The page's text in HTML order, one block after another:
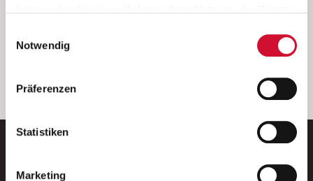
Wenn Sie auf „Cookies zulassen“ klicken, so stimmen
Sie der Speicherung sämtlicher Cookies zu. Sie können
Ihre Einwilligung selbstverständlich jederzeit widerrufen,
indem Sie die Cookie-Einstellungen aufrufen und diese
unserer
Notwendig
Präferenzen
Statistiken
Marketing
Weitere Details können Sie der
entnehmen.